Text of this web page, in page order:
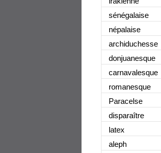
sénégalaise
népalaise
archiduchesse
donjuanesque
carnavalesque
romanesque
Paracelse
disparaître
latex
aleph